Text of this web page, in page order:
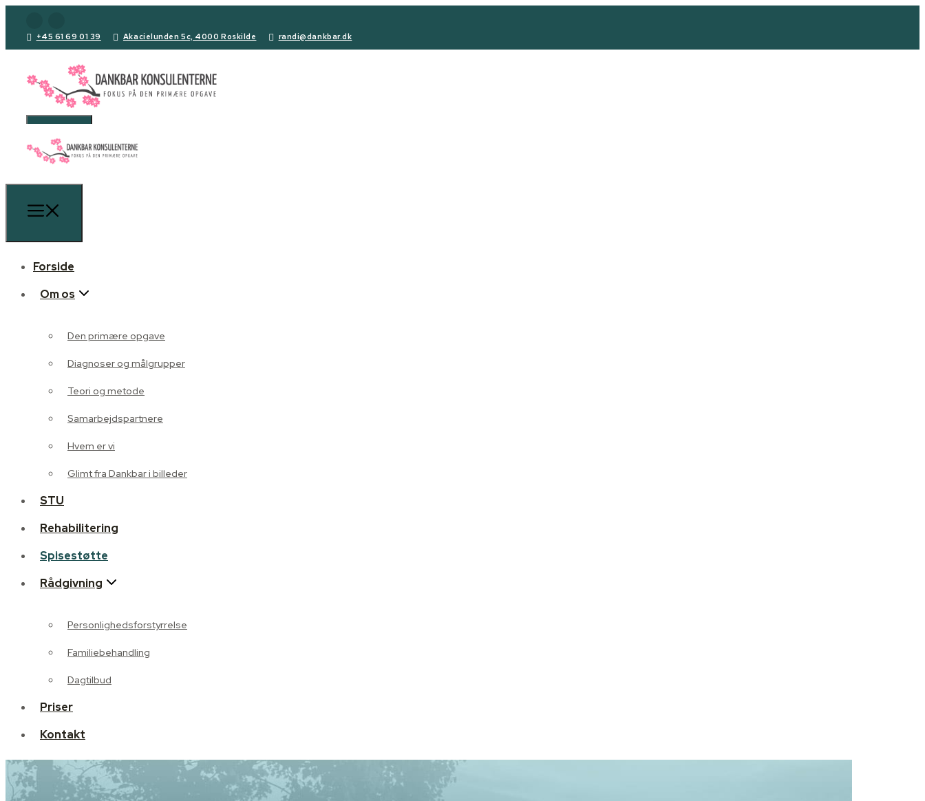
+45 61 69 01 39 Akacielunden 5c, 4000 Roskilde randi@dankbar.dk
Forside
Om os
Teori og metode
Samarbejdspartnere
Hvem er vi
Glimt fra Dankbar i billeder
STU
Rehabilitering
Spisestøtte
Rådgivning
Dagtilbud
Priser
Kontakt
Forside
Om os
Den primære opgave
Diagnoser og målgrupper
Teori og metode
Samarbejdspartnere
Hvem er vi
Glimt fra Dankbar i billeder
STU
Rehabilitering
Spisestøtte
Rådgivning
Personlighedsforstyrrelse
Familiebehandling
Dagtilbud
Priser
Kontakt